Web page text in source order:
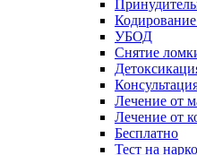
УБОД
Снятие
Лечение от
Лечение от
Бесплатно
Тест на